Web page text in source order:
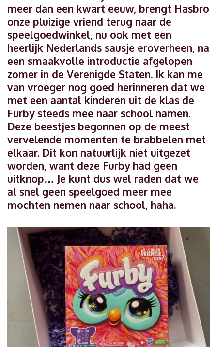
meer dan een kwart eeuw, brengt Hasbro
onze pluizige vriend terug naar de
speelgoedwinkel, nu ook met een
heerlijk Nederlands sausje eroverheen, na
een smaakvolle introductie afgelopen
zomer in de Verenigde Staten. Ik kan me
van vroeger nog goed herinneren dat we
met een aantal kinderen uit de klas de
Furby steeds mee naar school namen.
Deze beestjes begonnen op de meest
vervelende momenten te brabbelen met
elkaar. Dit kon natuurlijk niet uitgezet
worden, want deze Furby had geen
uitknop… Je kunt dus wel raden dat we
al snel geen speelgoed meer mee
mochten nemen naar school, haha.